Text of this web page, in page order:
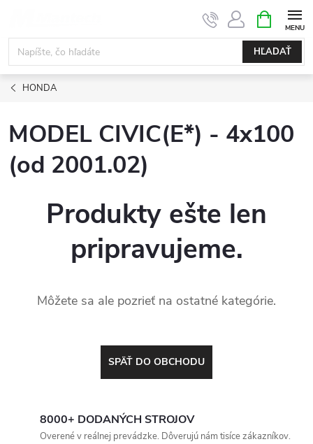
obsah
HĽADAŤ
KOŠÍK
HONDA
MODEL CIVIC(E*) - 4x100
(od 2001.02)
Produkty ešte len
pripravujeme.
Môžete sa ale pozrieť na ostatné kategórie.
SPÄŤ DO OBCHODU
8000+ DODANÝCH STROJOV
Overené v reálnej prevádzke. Dôverujú nám tisíce zákazníkov.